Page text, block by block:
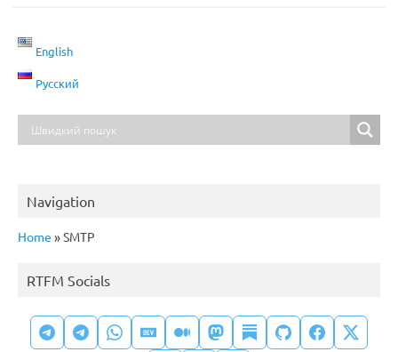
English
Русский
Navigation
Home »SMTP
RTFM Socials